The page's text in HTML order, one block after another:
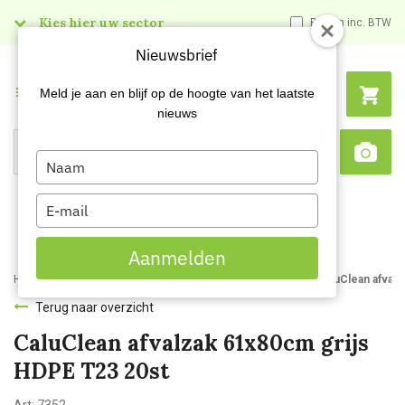
Kies hier uw sector Prijzen inc. BTW
Search
Menu
Home Webshop Afvalbakken en -zakken Vuilniszakken CaluClean
Terug naar overzicht
CaluClean afvalzak 61x80cm grijs
HDPE T23 20st
Nieuwsbrief
Meld je aan en blijf op de hoogte van het laatste
nieuws
Type
your
name
Type
your
email
Aanmelden